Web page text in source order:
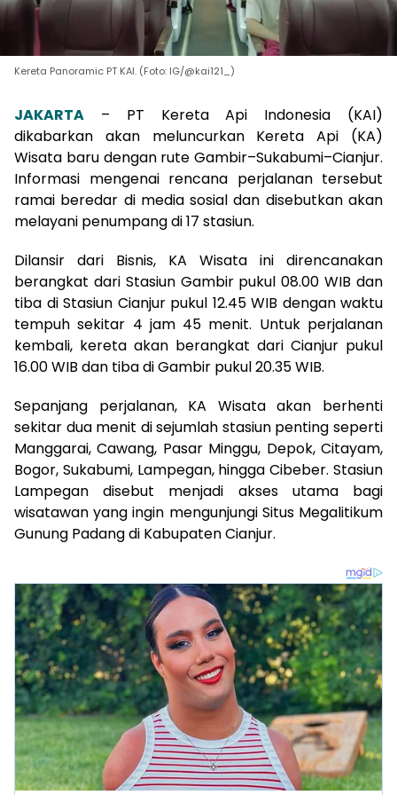
Kereta Panoramic PT KAI. (Foto: IG/@kai121_)
JAKARTA – PT Kereta Api Indonesia (KAI)
dikabarkan akan meluncurkan Kereta Api (KA)
Wisata baru dengan rute Gambir–Sukabumi–Cianjur.
Informasi mengenai rencana perjalanan tersebut
ramai beredar di media sosial dan disebutkan akan
melayani penumpang di 17 stasiun.
Dilansir dari Bisnis, KA Wisata ini direncanakan
berangkat dari Stasiun Gambir pukul 08.00 WIB dan
tiba di Stasiun Cianjur pukul 12.45 WIB dengan waktu
tempuh sekitar 4 jam 45 menit. Untuk perjalanan
kembali, kereta akan berangkat dari Cianjur pukul
16.00 WIB dan tiba di Gambir pukul 20.35 WIB.
Sepanjang perjalanan, KA Wisata akan berhenti
sekitar dua menit di sejumlah stasiun penting seperti
Manggarai, Cawang, Pasar Minggu, Depok, Citayam,
Bogor, Sukabumi, Lampegan, hingga Cibeber. Stasiun
Lampegan disebut menjadi akses utama bagi
wisatawan yang ingin mengunjungi Situs Megalitikum
Gunung Padang di Kabupaten Cianjur.